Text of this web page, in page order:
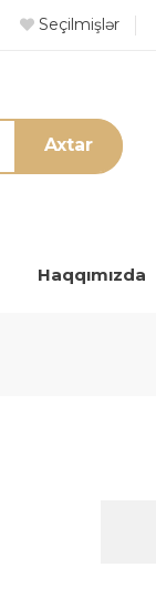
Seçilmişlər
Axtar
Haqqımızda